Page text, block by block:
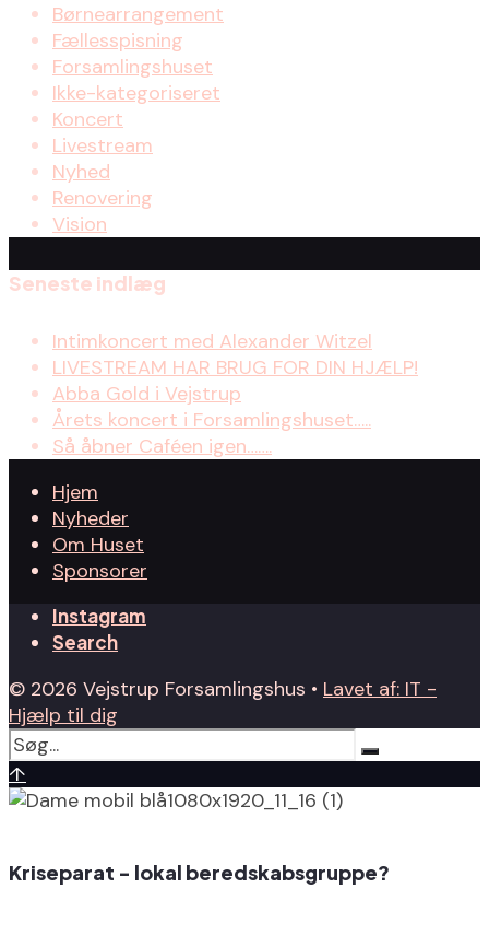
Børnearrangement
Fællesspisning
Forsamlingshuset
Ikke-kategoriseret
Koncert
Livestream
Nyhed
Renovering
Vision
Seneste indlæg
Intimkoncert med Alexander Witzel
LIVESTREAM HAR BRUG FOR DIN HJÆLP!
Abba Gold i Vejstrup
Årets koncert i Forsamlingshuset…..
Så åbner Caféen igen…….
Hjem
Nyheder
Om Huset
Sponsorer
Instagram
Search
© 2026 Vejstrup Forsamlingshus • Lavet af: IT -
Hjælp til dig
↑
Kriseparat - lokal beredskabsgruppe?